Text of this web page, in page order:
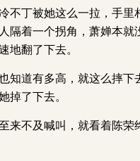
不丁被她这么一拉，手
隔着一个拐角，萧婵本
地翻了下去。
知道有多高，就这么摔
掉了下去。
来不及喊叫，就看着陈